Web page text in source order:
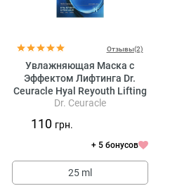
Отзывы(2)
Увлажняющая Маска с
Эффектом Лифтинга Dr.
Ceuracle Hyal Reyouth Lifting
Mask
Dr. Ceuracle
110 грн.
+ 5 бонусов
25 ml